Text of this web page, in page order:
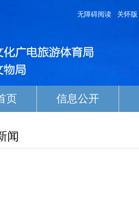
无障碍阅读 关怀版
页 信息公开
闻